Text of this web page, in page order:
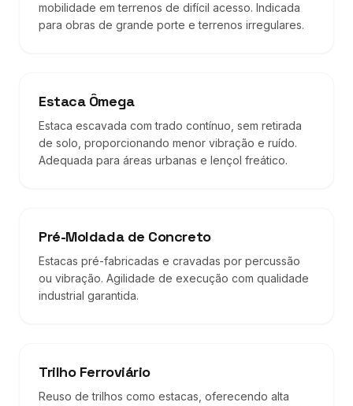
mobilidade em terrenos de difícil acesso. Indicada
para obras de grande porte e terrenos irregulares.
Estaca Ômega
Estaca escavada com trado contínuo, sem retirada
de solo, proporcionando menor vibração e ruído.
Adequada para áreas urbanas e lençol freático.
Pré-Moldada de Concreto
Estacas pré-fabricadas e cravadas por percussão
ou vibração. Agilidade de execução com qualidade
industrial garantida.
Trilho Ferroviário
Reuso de trilhos como estacas, oferecendo alta